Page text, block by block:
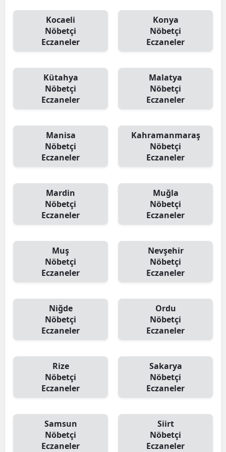
Kocaeli
Nöbetçi
Eczaneler
Konya
Nöbetçi
Eczaneler
Kütahya
Nöbetçi
Eczaneler
Malatya
Nöbetçi
Eczaneler
Manisa
Nöbetçi
Eczaneler
Kahramanmaraş
Nöbetçi
Eczaneler
Mardin
Nöbetçi
Eczaneler
Muğla
Nöbetçi
Eczaneler
Muş
Nöbetçi
Eczaneler
Nevşehir
Nöbetçi
Eczaneler
Niğde
Nöbetçi
Eczaneler
Ordu
Nöbetçi
Eczaneler
Rize
Nöbetçi
Eczaneler
Sakarya
Nöbetçi
Eczaneler
Samsun
Nöbetçi
Eczaneler
Siirt
Nöbetçi
Eczaneler